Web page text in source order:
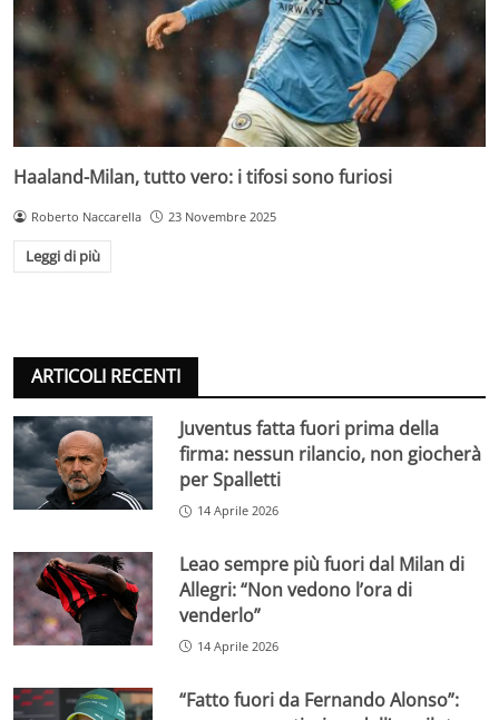
Haaland-Milan, tutto vero: i tifosi sono furiosi
Roberto Naccarella 23 Novembre 2025
Leggi di più
ARTICOLI RECENTI
Juventus fatta fuori prima della
firma: nessun rilancio, non giocherà
per Spalletti
14 Aprile 2026
Leao sempre più fuori dal Milan di
Allegri: “Non vedono l’ora di
venderlo”
14 Aprile 2026
“Fatto fuori da Fernando Alonso”: